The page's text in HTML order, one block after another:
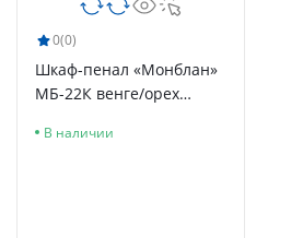
0(0)
Шкаф-пенал «Монблан»
МБ-22К венге/орех
В наличии